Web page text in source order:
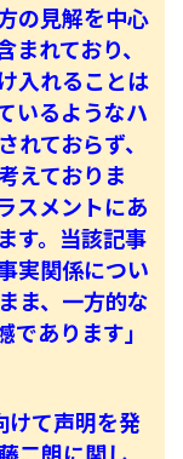
の見解を中心
れており、
入れることは
いるようなハ
れておらず、
えておりま
スメントにあ
す。当該記事
実関係につい
ま、一方的な
であります」
けて声明を発
二朗に関し